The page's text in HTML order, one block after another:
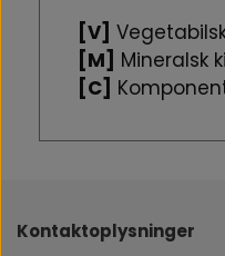
[V]
[M] Mineralsk
[C]
Kontaktoplysninger